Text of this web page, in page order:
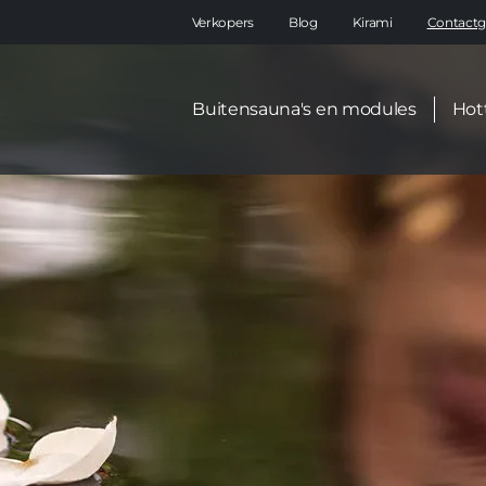
Main
Verkopers Blog Kirami
Secondary
Buitensauna's en modules